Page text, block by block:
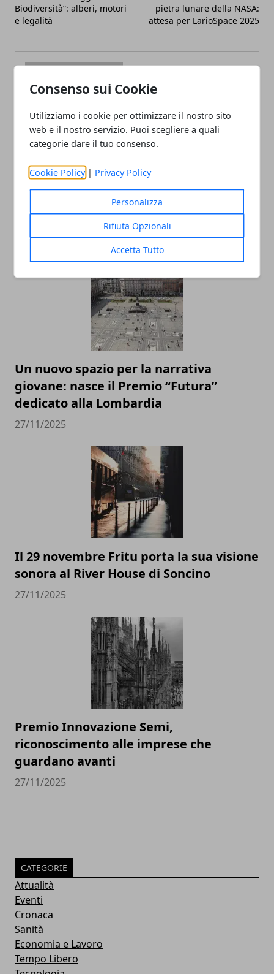
Consenso sui Cookie
Utilizziamo i cookie per ottimizzare il nostro sito
web e il nostro servizio. Puoi scegliere a quali
categorie dare il tuo consenso.
Cookie Policy | Privacy Policy
Personalizza
Rifiuta Opzionali
Accetta Tutto
Biodiversità”: alberi, motori
e legalità
pietra lunare della NASA:
attesa per LarioSpace 2025
Redazione
ARTICOLI CORRELATI
Un nuovo spazio per la narrativa
giovane: nasce il Premio “Futura”
dedicato alla Lombardia
27/11/2025
Il 29 novembre Fritu porta la sua visione
sonora al River House di Soncino
27/11/2025
Premio Innovazione Semi,
riconoscimento alle imprese che
guardano avanti
27/11/2025
CATEGORIE
Attualità
Eventi
Cronaca
Sanità
Economia e Lavoro
Tempo Libero